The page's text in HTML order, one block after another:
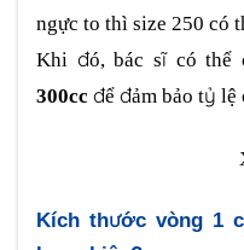
ngực to thì size 250 có
Khi đó, bác sĩ có thể
300cc để đảm bảo tỷ lệ
Kích thước vòng 1